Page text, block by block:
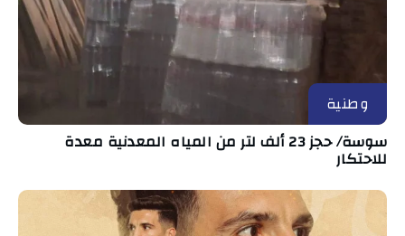
وطنية
سوسة/ حجز 23 ألف لتر من المياه المعدنية معدة
للاحتكار